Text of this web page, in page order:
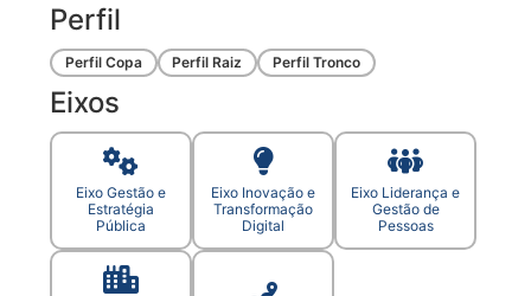
Perfil
Perfil Copa Perfil Raiz Perfil Tronco
Eixos
Eixo Gestão e
Estratégia
Pública
Eixo Inovação e
Transformação
Digital
Eixo Liderança e
Gestão de
Pessoas